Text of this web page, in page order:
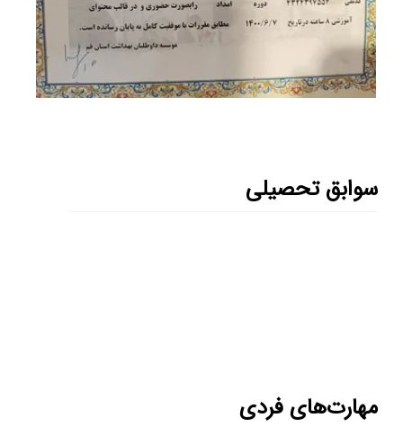
جنسیت: مرد
وضعیت تاهل:
آدرس: تهران - سعادت آباد - میدان کاج -
سوابق تحصیلی
مهارت‌های فردی